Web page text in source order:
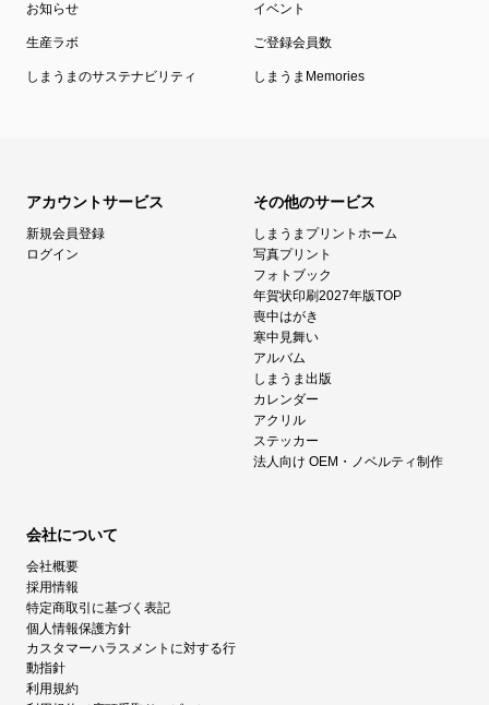
お知らせ イベント
生産ラボ ご登録会員数
しまうまのサステナビリティ しまうまMemories
アカウントサービス
新規会員登録
ログイン
その他のサービス
しまうまプリントホーム
写真プリント
フォトブック
年賀状印刷2027年版TOP
喪中はがき
寒中見舞い
アルバム
しまうま出版
カレンダー
アクリル
ステッカー
法人向け OEM・ノベルティ制作
会社について
会社概要
採用情報
特定商取引に基づく表記
個人情報保護方針
カスタマーハラスメントに対する行
動指針
利用規約